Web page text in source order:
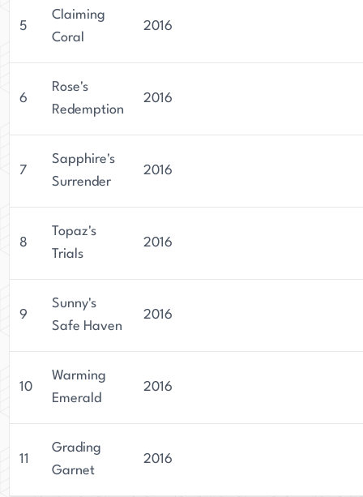
5
Claiming
Coral
2016
6
Rose's
Redemption
2016
7
Sapphire's
Surrender
2016
8
Topaz's
Trials
2016
9
Sunny's
Safe Haven
2016
10
Warming
Emerald
2016
11
Grading
Garnet
2016